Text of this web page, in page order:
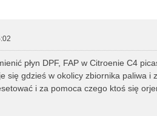
płyn DPF, FAP w Citroenie C4
się gdzieś w okolicy zbiornika paliwa i
i za pomoca czego ktoś się